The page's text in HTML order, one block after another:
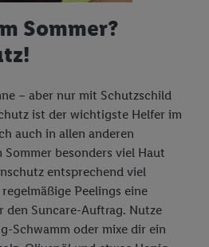
Sommer?
– aber nur mit Schutzschild
ist der wichtigste Helfer im
auch in allen anderen
Sommer besonders viel Haut
entsprechend viel
Peelings eine
den Suncare-Auftrag. Nutze
Schwamm oder mixe dir ein